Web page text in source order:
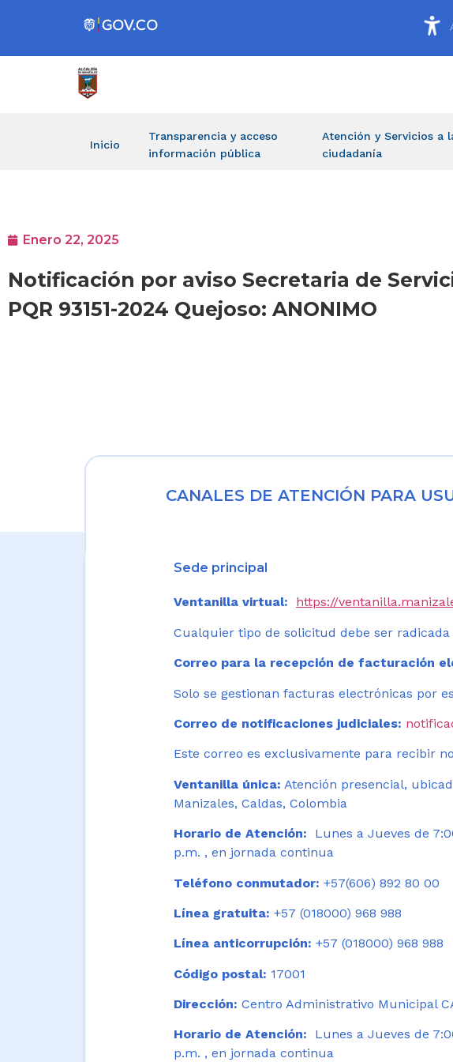
Inicio
Transparencia y acceso
información pública
Atención y Servicios a
ciudadanía
Enero 22, 2025
Notificación por aviso Secretaria de
PQR 93151-2024 Quejoso: ANONIMO
CANALES DE ATENCIÓN PARA
Sede principal
Ventanilla virtual: https://
Cualquier tipo de solicitud debe ser radicada
Correo para la recepción de facturación
Solo se gestionan facturas electrónicas por
Correo de notificaciones judiciales:
Este correo es exclusivamente para recibir
Ventanilla única: Atención presencial,
Manizales, Caldas, Colombia
Horario de Atención:
Lunes a Jueves de
p.m. , en jornada continua
Teléfono conmutador: +57(606) 892 80 00
Línea gratuita: +57 (018000) 968 988
Línea anticorrupción: +57 (018000) 968 988
Código postal: 17001
Dirección: Centro Administrativo Municipal
Horario de Atención: Lunes a Jueves de
p.m. , en jornada continua